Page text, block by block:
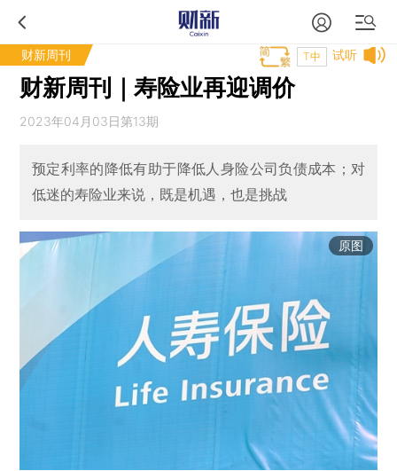
财新周刊 试听
T中
财新周刊｜寿险业再迎调价
2023年04月03日第13期
预定利率的降低有助于降低人身险公司负债成本；对
低迷的寿险业来说，既是机遇，也是挑战
原图